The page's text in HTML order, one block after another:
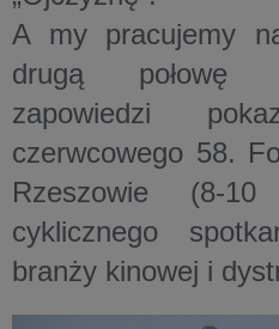
A my pracujemy
drugą połowę
zapowiedzi
czerwcowego 58.
Rzeszowie (8-
cyklicznego
branży kinowej i